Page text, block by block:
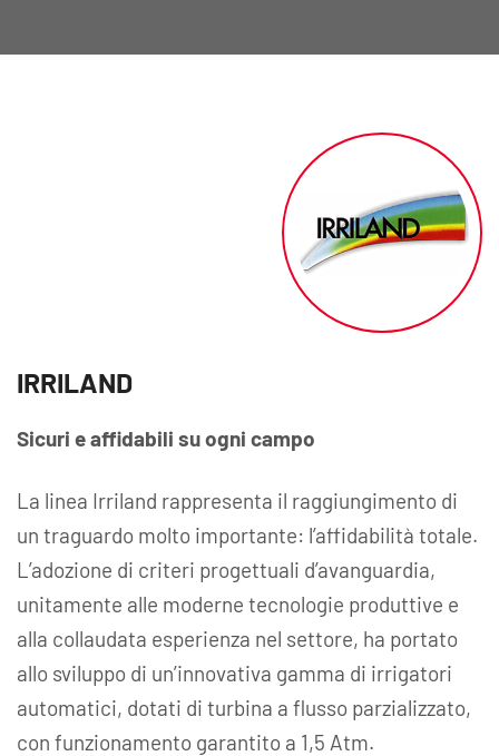
IRRILAND
Sicuri e affidabili su ogni campo
La linea Irriland rappresenta il raggiungimento di
un traguardo molto importante: l’affidabilità totale.
L’adozione di criteri progettuali d’avanguardia,
unitamente alle moderne tecnologie produttive e
alla collaudata esperienza nel settore, ha portato
allo sviluppo di un’innovativa gamma di irrigatori
automatici, dotati di turbina a flusso parzializzato,
con funzionamento garantito a 1,5 Atm.